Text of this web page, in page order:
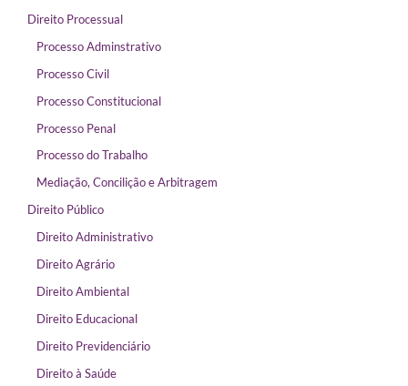
Direito Processual
Processo Adminstrativo
Processo Civil
Processo Constitucional
Processo Penal
Processo do Trabalho
Mediação, Concilição e Arbitragem
Direito Público
Direito Administrativo
Direito Agrário
Direito Ambiental
Direito Educacional
Direito Previdenciário
Direito à Saúde